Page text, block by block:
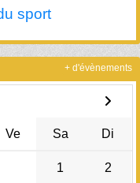
sport
Ve Sa Di
1 2
+ d'évènements